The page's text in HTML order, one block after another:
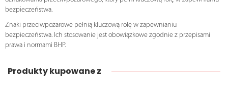
bezpieczeństwa.
Znaki przeciwpożarowe pełnią kluczową rolę w zapewnianiu
bezpieczeństwa. Ich stosowanie jest obowiązkowe zgodnie z przepisami
prawa i normami BHP.
Produkty kupowane z